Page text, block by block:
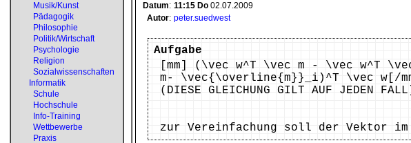
Musik/Kunst
Pädagogik
Philosophie
Politik/Wirtschaft
Psychologie
Religion
Sozialwissenschaften
Informatik
Schule
Hochschule
Info-Training
Wettbewerbe
Praxis
Datum: 11:15 Do 02.07.2009
Autor: peter.suedwest
Aufgabe
[mm] (\vec w^T \vec m - \vec w^T
m- \vec{\overline{m}}_i)^T \vec w[/
(DIESE GLEICHUNG GILT AUF JEDEN
zur Vereinfachung soll der Vektor im